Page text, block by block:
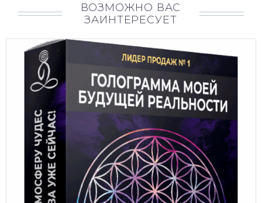
ВОЗМОЖНО ВАС
ЗАИНТЕРЕСУЕТ